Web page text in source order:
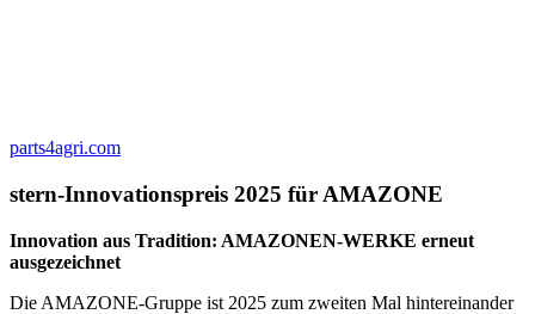
parts4agri.com
stern-Innovationspreis 2025 für AMAZONE
Innovation aus Tradition: AMAZONEN-WERKE erneut
ausgezeichnet
Die AMAZONE-Gruppe ist 2025 zum zweiten Mal hintereinander